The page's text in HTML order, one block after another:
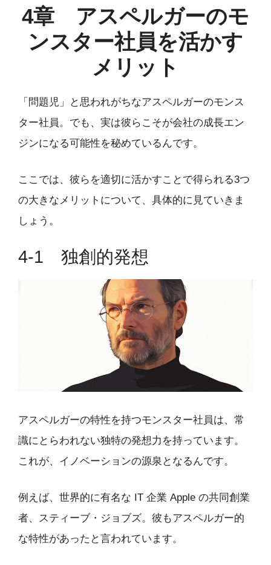
4章 アスペルガーのモ
ンスター社員を活かす
メリット
「問題児」と思われがちなアスペルガーのモンス
ター社員。でも、実は彼らこそが会社の成長エン
ジンになる可能性を秘めているんです。
ここでは、彼らを適切に活かすことで得られる3つ
の大きなメリットについて、具体的に見ていきま
しょう。
4-1 独創的発想
アスペルガーの特性を持つモンスター社員は、常
識にとらわれない独特の発想力を持っています。
これが、イノベーションの源泉となるんです。
例えば、世界的に有名な IT 企業 Apple の共同創業
者、スティーブ・ジョブズ。彼もアスペルガー的
な特性があったと言われています。